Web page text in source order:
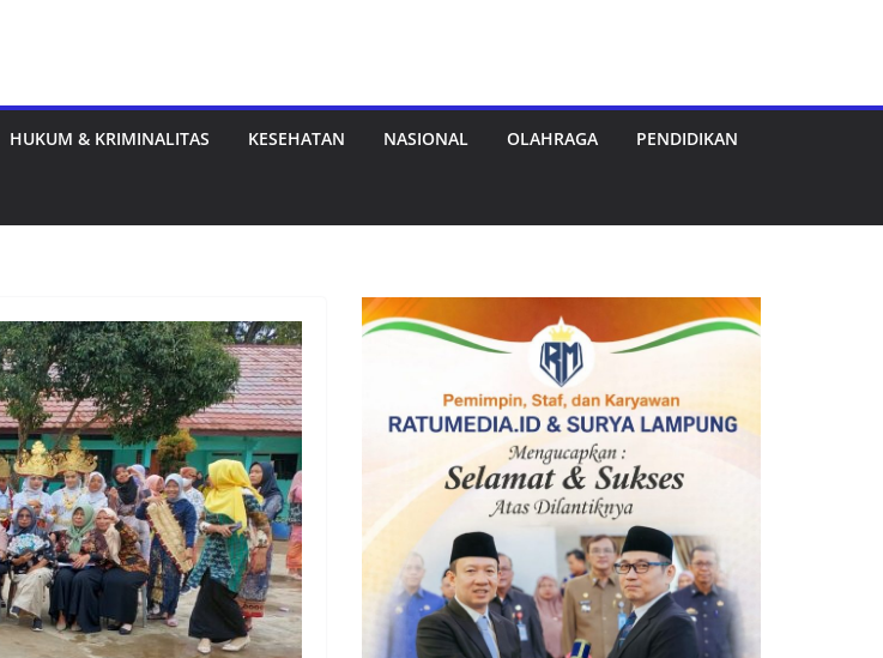
HUKUM & KRIMINALITAS KESEHATAN NASIONAL OLAHRAGA PENDIDIKAN